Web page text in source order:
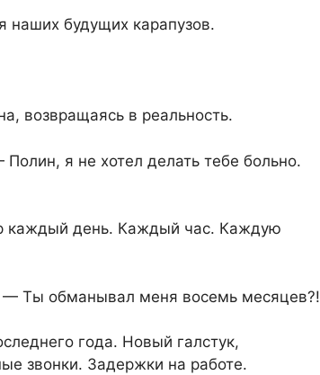
наших будущих карапузов.
возвращаясь в реальность.
я не хотел делать тебе больно.
каждый день. Каждый час. Каждую
Ты обманывал меня восемь месяцев?!
года. Новый галстук,
звонки. Задержки на работе.